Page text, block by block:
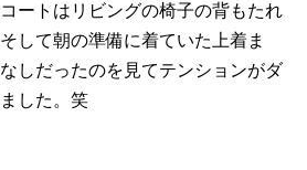
ートはリビングの椅子の背もたれ
して朝の準備に着ていた上着ま
しだったのを見てテンションがダ
した。笑